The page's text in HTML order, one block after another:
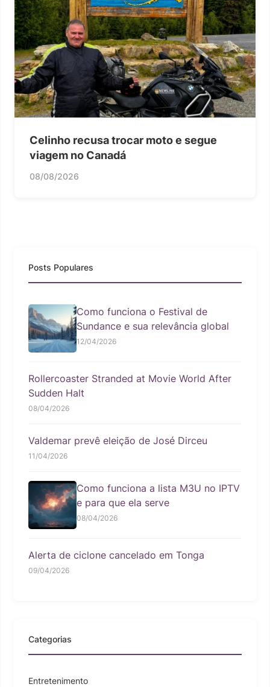
Celinho recusa trocar moto e segue
viagem no Canadá
08/08/2026
Posts Populares
Como funciona o Festival de
Sundance e sua relevância global
12/04/2026
Rollercoaster Stranded at Movie World After
Sudden Halt
08/04/2026
Valdemar prevê eleição de José Dirceu
11/04/2026
Como funciona a lista M3U no IPTV
e para que ela serve
08/04/2026
Alerta de ciclone cancelado em Tonga
09/04/2026
Categorias
Entretenimento